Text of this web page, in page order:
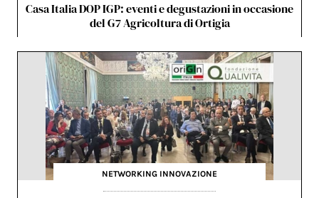
Casa Italia DOP IGP: eventi e degustazioni in occasione
del G7 Agricoltura di Ortigia
NETWORKING INNOVAZIONE